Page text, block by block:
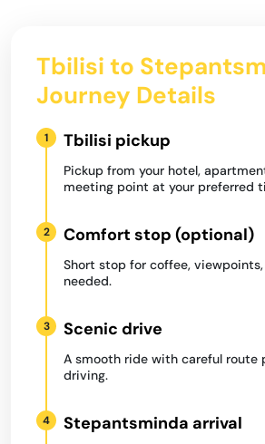
Tbilisi to
Journey Details
1 Tbilisi pickup
Pickup from your hotel,
meeting point at your preferred
2 Comfort stop (optional)
Short stop for coffee,
needed.
3 Scenic drive
A smooth ride with careful route
driving.
4 Stepantsminda arrival